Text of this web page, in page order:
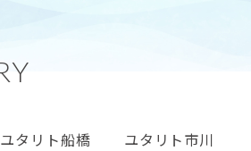
ユタリト船橋
ユタリト市川